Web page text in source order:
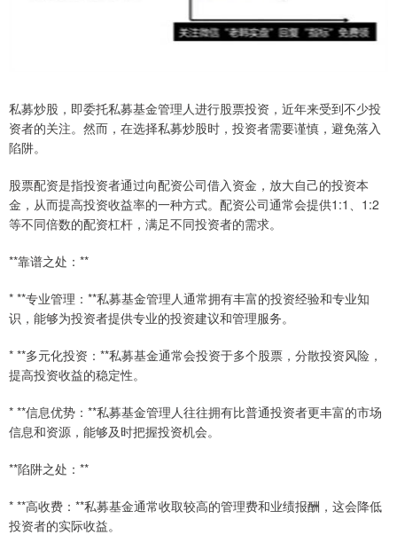
私募炒股，即委托私募基金管理人进行股票投资，近年来受到不少投
资者的关注。然而，在选择私募炒股时，投资者需要谨慎，避免落入
陷阱。
股票配资是指投资者通过向配资公司借入资金，放大自己的投资本
金，从而提高投资收益率的一种方式。配资公司通常会提供1:1、1:2
等不同倍数的配资杠杆，满足不同投资者的需求。
**靠谱之处：**
* **专业管理：**私募基金管理人通常拥有丰富的投资经验和专业知
识，能够为投资者提供专业的投资建议和管理服务。
* **多元化投资：**私募基金通常会投资于多个股票，分散投资风险，
提高投资收益的稳定性。
* **信息优势：**私募基金管理人往往拥有比普通投资者更丰富的市场
信息和资源，能够及时把握投资机会。
**陷阱之处：**
* **高收费：**私募基金通常收取较高的管理费和业绩报酬，这会降低
投资者的实际收益。